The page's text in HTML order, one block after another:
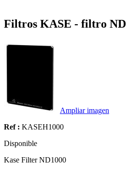
Filtros KASE - filtro ND
Ampliar imagen
Ref : KASEH1000
Disponible
Kase Filter ND1000